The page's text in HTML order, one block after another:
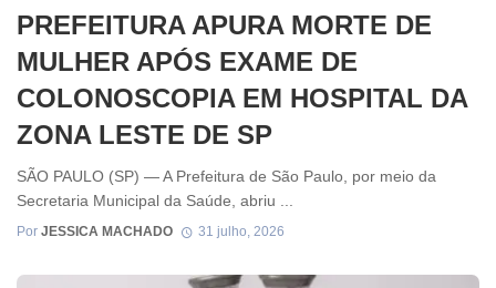
PREFEITURA APURA MORTE DE
MULHER APÓS EXAME DE
COLONOSCOPIA EM HOSPITAL DA
ZONA LESTE DE SP
SÃO PAULO (SP) — A Prefeitura de São Paulo, por meio da
Secretaria Municipal da Saúde, abriu ...
Por JESSICA MACHADO 31 julho, 2026